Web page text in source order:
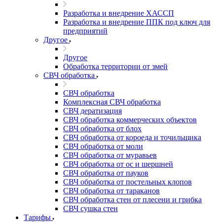
Разработка и внедрение ХАССП
Разработка и внедрение ППК под ключ для
предприятий
Другое
Другое
Обработка территории от змей
СВЧ обработка
СВЧ обработка
Комплексная СВЧ обработка
СВЧ дератизация
СВЧ обработка коммерческих объектов
СВЧ обработка от блох
СВЧ обработка от короеда и точильщика
СВЧ обработка от моли
СВЧ обработка от муравьев
СВЧ обработка от ос и шершней
СВЧ обработка от пауков
СВЧ обработка от постельных клопов
СВЧ обработка от тараканов
СВЧ обработка стен от плесени и грибка
СВЧ сушка стен
Тарифы